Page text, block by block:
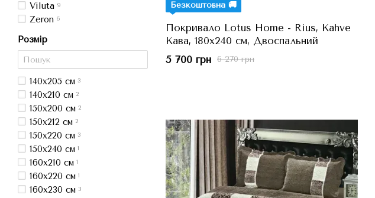
Безкоштовна 🚚
Покривало Lotus Home - Rius, Kahve
Кава, 180x240 см, Двоспальний
6 270 грн
5 700 грн
Viluta 9
Zeron 6
Розмір
140x205 см 3
140x210 см 2
150x200 см 2
150x212 см 2
150x220 см 3
150x240 см 1
160x210 см 1
160x220 см 1
160x230 см 3